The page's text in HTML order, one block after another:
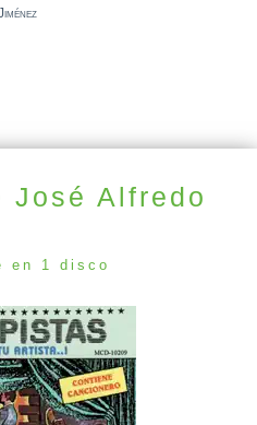
José Alfredo
en 1 disco